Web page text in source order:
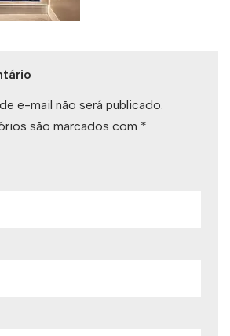
e-mail não será publicado.
são marcados com *